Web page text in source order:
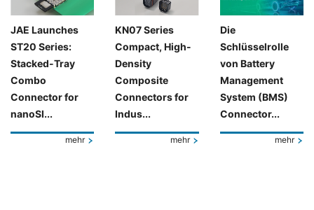
JAE Launches
ST20 Series:
Stacked-Tray
Combo
Connector for
nanoSI...
mehr
KN07 Series
Compact, High-
Density
Composite
Connectors for
Indus...
mehr
Die
Schlüsselrolle
von Battery
Management
System (BMS)
Connector...
mehr